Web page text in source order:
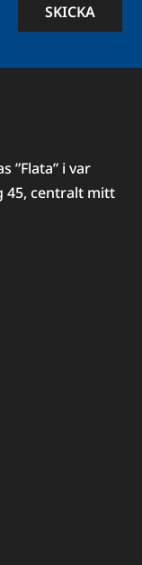
SKICKA
”Flata” i var
45, centralt mitt